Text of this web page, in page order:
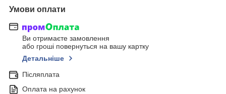
Умови оплати
Ви отримаєте замовлення
або гроші повернуться на вашу картку
Детальніше
Післяплата
Оплата на рахунок